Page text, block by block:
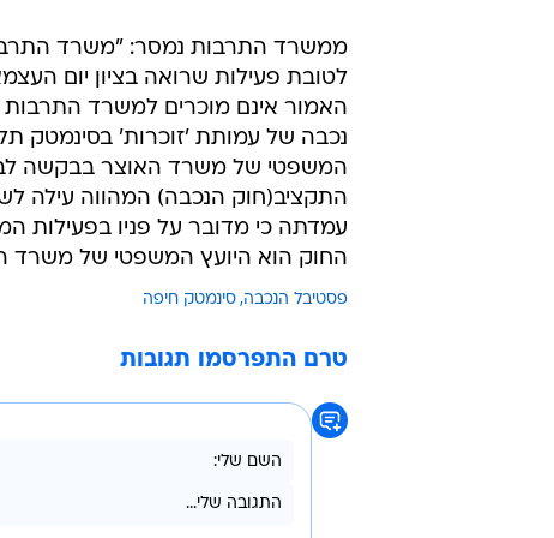
ממשרד התרבות נמסר: "משרד
לטובת פעילות שרואה בציון יום
האמור אינם מוכרים למשרד התרבות
נכבה של עמותת 'זוכרות' בסינמטק
התקציב(חוק הנכבה) המהווה עילה
עמדתה כי מדובר על פניו בפעילות
החוק הוא היועץ המשפטי של משרד
פסטיבל הנכבה סינמטק חיפה
טרם התפרסמו תגובות